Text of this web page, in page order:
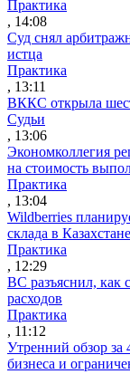
Практика
, 14:08
Суд снял
истца
Практика
, 13:11
ВККС открыла
Судьи
, 13:06
Экономколлегия
на стоимость
Практика
, 13:04
Wildberries
склада в Казахстане
Практика
, 12:29
ВС разъяснил, как
расходов
Практика
, 11:12
Утренний обзор за
бизнеса и